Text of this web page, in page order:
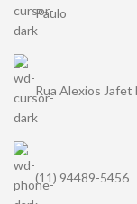
Paulo
Rua Alexios Jafet
(11) 94489-5456